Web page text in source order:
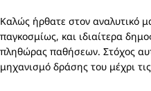
Καλώς ήρθατε στον αναλυτικό
παγκοσμίως, και ιδιαίτερα
πληθώρας παθήσεων. Στόχος
μηχανισμό δράσης του μέχρι